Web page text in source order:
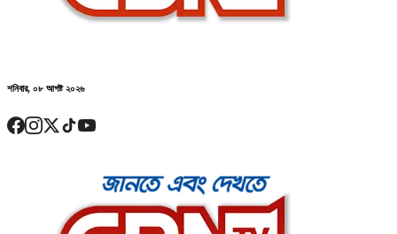
শনিবার, ০৮ আগষ্ট ২০২৬